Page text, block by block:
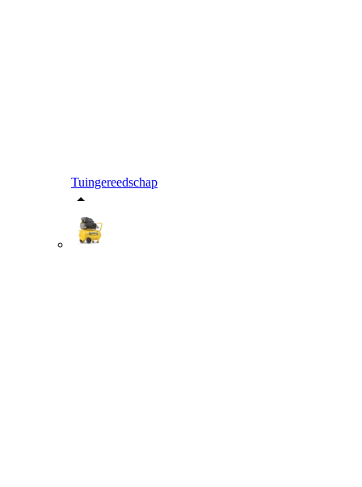
Tuingereedschap